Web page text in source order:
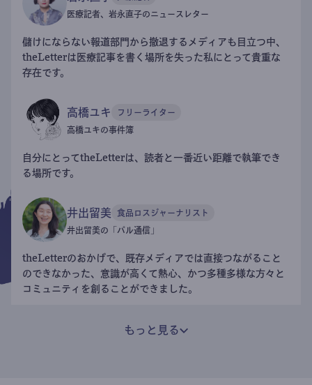
医療記者、岩永直子のニュースレター
儲けにならない報道部門から撤退するメディアも目立つ中、
theLetterは医療記事を書く場所を失った私にとって貴重な
存在です。
高橋ユキ フリーライター
高橋ユキの事件簿
自分にとってtheLetterは、読者と一番近い距離で執筆でき
る場所です。
井出留美 食品ロスジャーナリスト
井出留美の「パル通信」
theLetterのおかげで、既存メディアでは直接つながること
のできなかった、意識が高くて熱心、かつ多種多様な方々と
コミュニティを創ることができました。
もっと見る